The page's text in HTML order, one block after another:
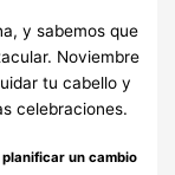
y sabemos que
Noviembre
tu cabello y
celebraciones.
planificar un cambio